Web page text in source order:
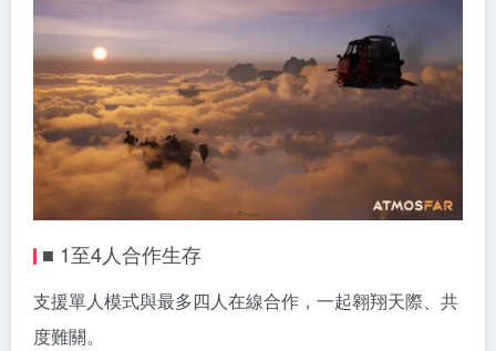
■ 1至4人合作生存
支援單人模式與最多四人在線合作，一起翱翔天際、共
度難關。